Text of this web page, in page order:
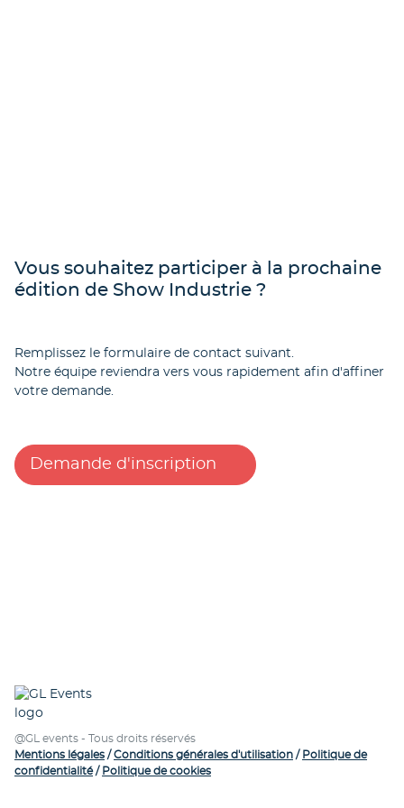
Vous souhaitez participer à la prochaine
édition de Show Industrie ?
Remplissez le formulaire de contact suivant.
Notre équipe reviendra vers vous rapidement afin d'affiner
votre demande.
Demande d'inscription
@GL events - Tous droits réservés
Mentions légales /Conditions générales d'utilisation / Politique de
confidentialité/ Politique de cookies